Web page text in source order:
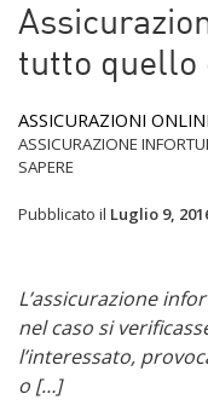
tutto quello
ASSICURAZIONI
ASSICURAZIONE
SAPERE
Pubblicato il Luglio 9,
L’assicurazione
nel caso si
l’interessato,
o […]